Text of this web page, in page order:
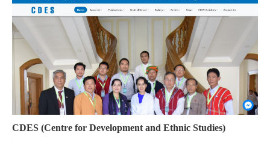
CDES (Centre for Development and Ethnic Studies)